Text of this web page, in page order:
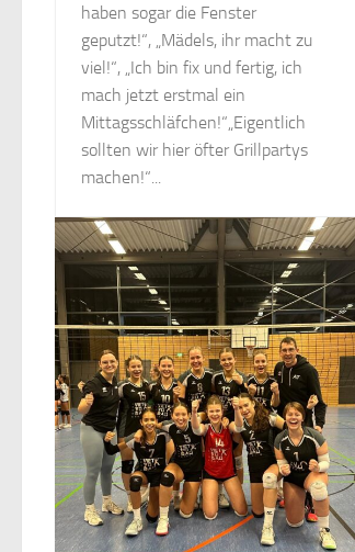
haben sogar die Fenster
geputzt!“, „Mädels, ihr macht zu
viel!“, „Ich bin fix und fertig, ich
mach jetzt erstmal ein
Mittagsschläfchen!“„Eigentlich
sollten wir hier öfter Grillpartys
machen!“...